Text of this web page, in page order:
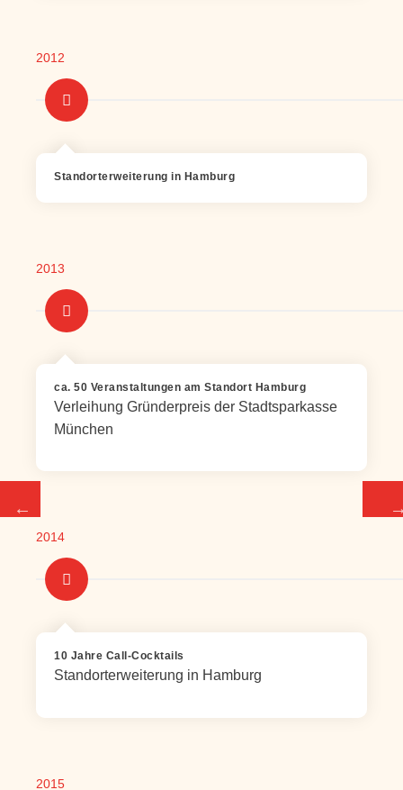
2012
Standorterweiterung in Hamburg
2013
ca. 50 Veranstaltungen am Standort Hamburg
Verleihung Gründerpreis der Stadtsparkasse
München
2014
10 Jahre Call-Cocktails
Standorterweiterung in Hamburg
2015